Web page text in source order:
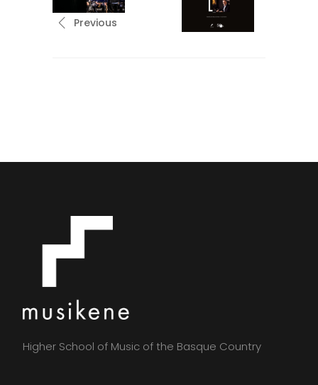
Previous
Higher School of Music of the Basque Country